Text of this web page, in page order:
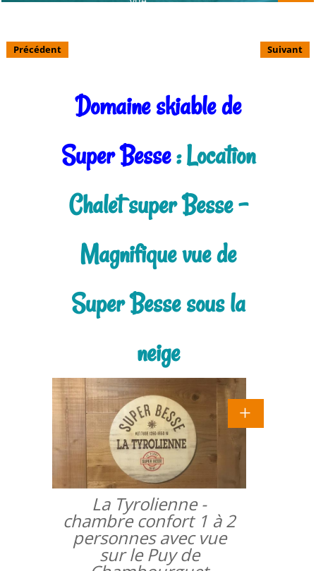
Précédent Suivant
Domaine skiable de
Super Besse: Location
Chalet super Besse -
Magnifique vue de
Super Besse sous la
neige
La Tyrolienne -
chambre confort 1 à 2
personnes avec vue
sur le Puy de